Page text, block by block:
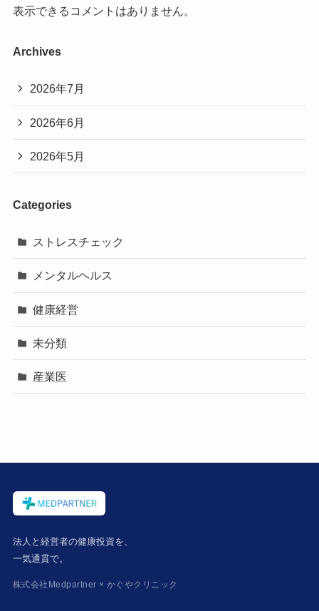
表示できるコメントはありません。
Archives
2026年7月
2026年6月
2026年5月
Categories
ストレスチェック
メンタルヘルス
健康経営
未分類
産業医
法人と経営者の健康投資を、
一気通貫で。
株式会社Medpartner × かぐやクリニック